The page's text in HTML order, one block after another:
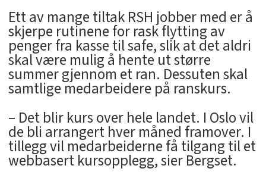
Ett av mange tiltak RSH jobber med er å
skjerpe rutinene for rask flytting av
penger fra kasse til safe, slik at det aldri
skal være mulig å hente ut større
summer gjennom et ran. Dessuten skal
samtlige medarbeidere på ranskurs.
– Det blir kurs over hele landet. I Oslo vil
de bli arrangert hver måned framover. I
tillegg vil medarbeiderne få tilgang til et
webbasert kursopplegg, sier Bergset.